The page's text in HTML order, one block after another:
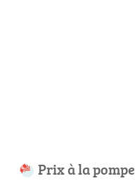
Prix à la pompe